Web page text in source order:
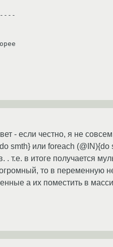
- если честно, я не
smth} или foreach (@IN){do
т.е. в итоге получается
то в переменную
а их поместить в